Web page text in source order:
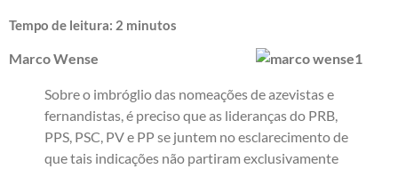
Tempo de leitura: 2 minutos
Marco Wense
Sobre o imbróglio das nomeações de azevistas e
fernandistas, é preciso que as lideranças do PRB,
PPS, PSC, PV e PP se juntem no esclarecimento de
que tais indicações não partiram exclusivamente